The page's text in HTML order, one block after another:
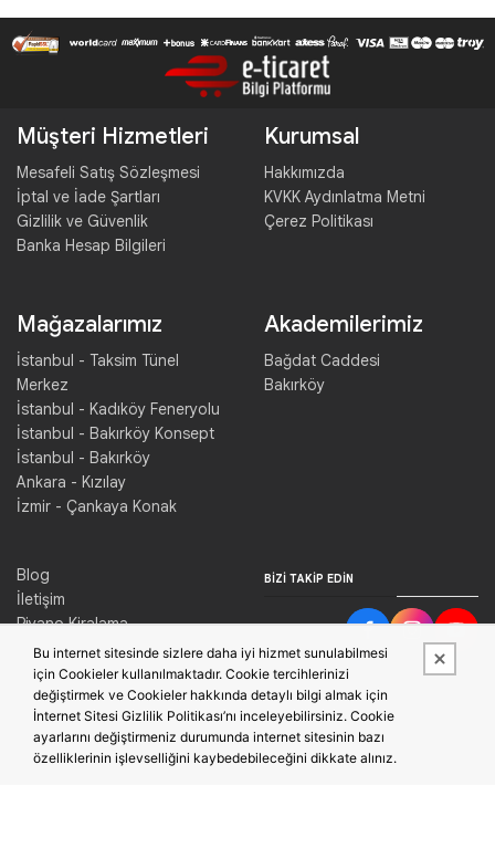
Müşteri Hizmetleri
Mesafeli Satış Sözleşmesi
İptal ve İade Şartları
Gizlilik ve Güvenlik
Banka Hesap Bilgileri
Kurumsal
Hakkımızda
KVKK Aydınlatma Metni
Çerez Politikası
Mağazalarımız
İstanbul - Taksim Tünel
Merkez
İstanbul - Kadıköy Feneryolu
İstanbul - Bakırköy Konsept
İstanbul - Bakırköy
Ankara - Kızılay
İzmir - Çankaya Konak
Akademilerimiz
Bağdat Caddesi
Bakırköy
Blog
İletişim
Piyano Kiralama
Konser Salonu Kiralama
BIZI TAKIP EDIN
Bu internet sitesinde sizlere daha iyi hizmet sunulabilmesi
için Cookieler kullanılmaktadır. Cookie tercihlerinizi
değiştirmek ve Cookieler hakkında detaylı bilgi almak için
İnternet Sitesi Gizlilik Politikası’nı inceleyebilirsiniz. Cookie
ayarlarını değiştirmeniz durumunda internet sitesinin bazı
özelliklerinin işlevselliğini kaybedebileceğini dikkate alınız.